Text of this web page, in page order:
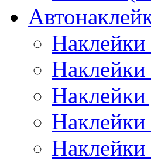
Наклейки
Наклейки